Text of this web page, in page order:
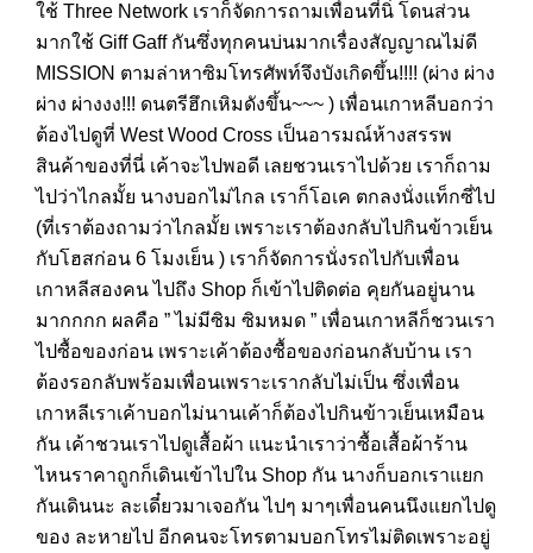
ใช้ Three Network เราก็จัดการถามเพื่อนที่นิ่ โดนส่วน
มากใช้ Giff Gaff กันซึ่งทุกคนบ่นมากเรื่องสัญญาณไม่ดี
MISSION ตามล่าหาซิมโทรศัพท์จึงบังเกิดขึ้น!!!! (ผ่าง ผ่าง
ผ่าง ผ่างงง!!! ดนตรีฮึกเหิมดังขึ้น~~~ ) เพื่อนเกาหลีบอกว่า
ต้องไปดูที่ West Wood Cross เป็นอารมณ์ห้างสรรพ
สินค้าของที่นี่ เค้าจะไปพอดี เลยชวนเราไปด้วย เราก็ถาม
ไปว่าไกลมั้ย นางบอกไม่ไกล เราก็โอเค ตกลงนั่งแท็กซี่ไป
(ที่เราต้องถามว่าไกลมั้ย เพราะเราต้องกลับไปกินข้าวเย็น
กับโฮสก่อน 6 โมงเย็น ) เราก็จัดการนั่งรถไปกับเพื่อน
เกาหลีสองคน ไปถึง Shop ก็เข้าไปติดต่อ คุยกันอยู่นาน
มากกกก ผลคือ ” ไม่มีซิม ซิมหมด ” เพื่อนเกาหลีก็ชวนเรา
ไปซื้อของก่อน เพราะเค้าต้องซื้อของก่อนกลับบ้าน เรา
ต้องรอกลับพร้อมเพื่อนเพราะเรากลับไม่เป็น ซึ่งเพื่อน
เกาหลีเราเค้าบอกไม่นานเค้าก็ต้องไปกินข้าวเย็นเหมือน
กัน เค้าชวนเราไปดูเสื้อผ้า เเนะนำเราว่าซื้อเสื้อผ้าร้าน
ไหนราคาถูกก็เดินเข้าไปใน Shop กัน นางก็บอกเราแยก
กันเดินนะ ละเดี๋ยวมาเจอกัน ไปๆ มาๆเพื่อนคนนึงแยกไปดู
ของ ละหายไป อีกคนจะโทรตามบอกโทรไม่ติดเพราะอยู่